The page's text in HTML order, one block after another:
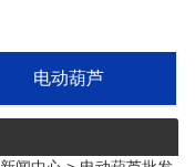
电动葫芦